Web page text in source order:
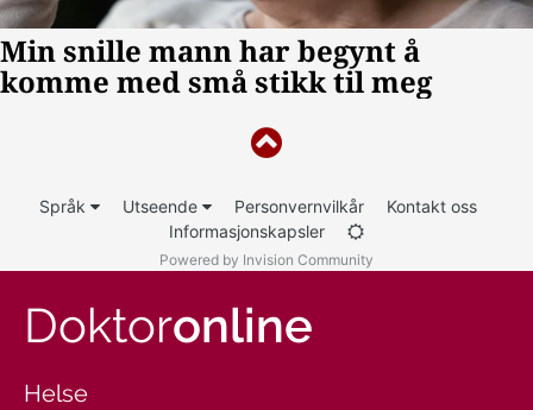
Språk Utseende Personvernvilkår
Kontakt oss
Informasjonskapsler
Powered by Invision Community
Doktoronline
Helse